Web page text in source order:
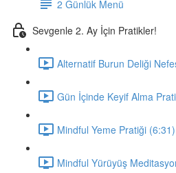
2 Günlük Menü
Sevgenle 2. Ay İçin Pratikler!
Alternatif Burun Deliği
Gün İçinde Keyif Alma
Mindful Yeme Pratiği (6:31)
Mindful Yürüyüş